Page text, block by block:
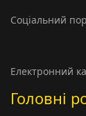
Соціальний
Електронний
Головні